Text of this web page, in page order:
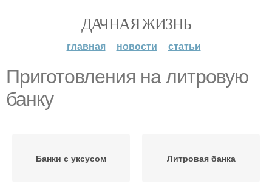
ДАЧНАЯ ЖИЗНЬ
главная новости статьи
Приготовления на литровую
банку
Банки с уксусом Литровая банка